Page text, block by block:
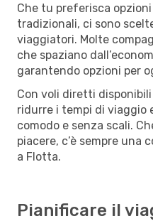
Che tu preferisca
tradizionali, ci sono
viaggiatori. Molte
che spaziano
garantendo opzioni per
Con voli diretti
ridurre i tempi di viaggio
comodo e senza scali.
piacere, c’è sempre una
a Flotta.
Pianificare il